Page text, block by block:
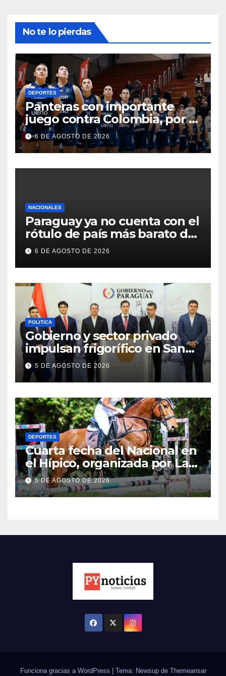
No te lo pierdas
DEPORTES
Panteras con importante
juego contra Colombia, por el
Sudamericano de básquet
6 DE AGOSTO DE 2026
NACIONALES
Paraguay ya no cuenta con el
rótulo de país más barato de
Sudamérica
6 DE AGOSTO DE 2026
POLITICA
Gobierno y sector privado
impulsan frigorífico en San
Pedro
5 DE AGOSTO DE 2026
DEPORTES
Cuarta fecha del Nacional en
el Hípico, organizada por La
Fortaleza
5 DE AGOSTO DE 2026
Funciona gracias a WordPress | Tema: Newsup de Themeansar